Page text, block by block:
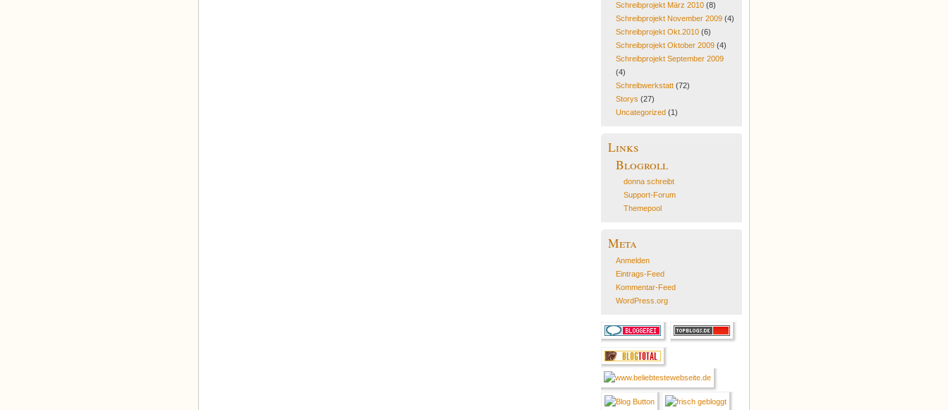
Schreibprojekt März 2010(8)
Schreibprojekt November 2009(4)
Schreibprojekt Okt.2010(6)
Schreibprojekt Oktober 2009(4)
Schreibprojekt September 2009
(4)
Schreibwerkstatt(72)
Storys (27)
Uncategorized (1)
Links
Blogroll
donna schreibt
Support-Forum
Themepool
Meta
Anmelden
Eintrags-Feed
Kommentar-Feed
WordPress.org